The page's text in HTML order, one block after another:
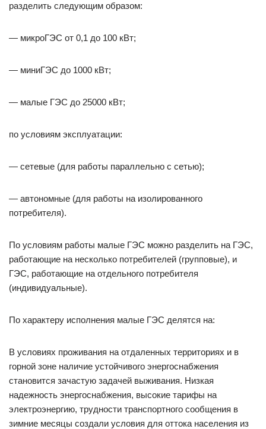
разделить следующим образом:
— микроГЭС от 0,1 до 100 кВт;
— миниГЭС до 1000 кВт;
— малые ГЭС до 25000 кВт;
по условиям эксплуатации:
— сетевые (для работы параллельно с сетью);
— автономные (для работы на изолированного
потребителя).
По условиям работы малые ГЭС можно разделить на ГЭС,
работающие на несколько потребителей (групповые), и
ГЭС, работающие на отдельного потребителя
(индивидуальные).
По характеру исполнения малые ГЭС делятся на:
В условиях проживания на отдаленных территориях и в
горной зоне наличие устойчивого энергоснабжения
становится зачастую задачей выживания. Низкая
надежность энергоснабжения, высокие тарифы на
электроэнергию, трудности транспортного сообщения в
зимние месяцы создали условия для оттока населения из